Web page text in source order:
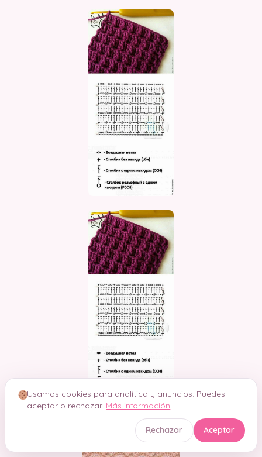
Usamos cookies para analítica y anuncios. Puedes
aceptar o rechazar. Más información
Rechazar Aceptar